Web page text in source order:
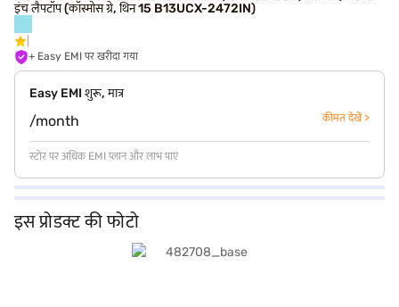
इंच लैपटॉप (कॉस्मोस ग्रे, थिन 15 B13UCX-2472IN)
+ Easy EMI पर खरीदा गया
Easy EMI शुरू, मात्र
/month कीमत देखें >
स्टोर पर अधिक EMI प्लान और लाभ पाएं
इस प्रोडक्ट की फोटो